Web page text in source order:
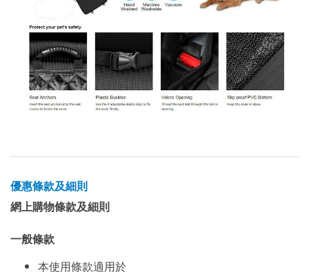
優惠條款及細則
網上購物條款及細則
一般條款
本使用條款適用於